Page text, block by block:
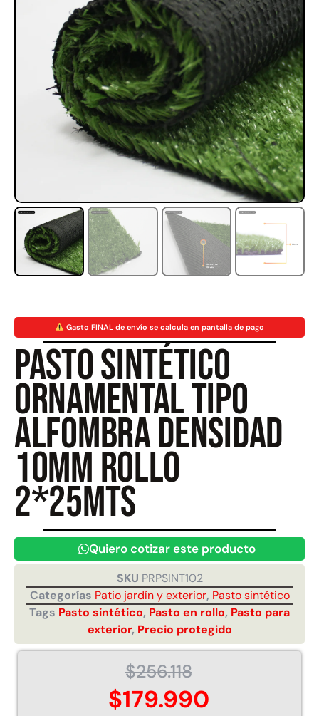
Gasto FINAL de envío se calcula en pantalla de pago
Pasto sintético
ornamental Tipo
alfombra densidad
10mm Rollo
2*25mts
Quiero cotizar este producto
SKU PRPSINT102
Categorías Patio jardín y exterior, Pasto sintético
Tags Pasto sintético, Pasto en rollo, Pasto para
exterior, Precio protegido
$256.118
$179.990
Rampa Móvil Hidráulica
carga 10ton
22.711.412
11.790.000
Agregar al carrito
Juego Modular 35
QplayGround
$ 5.926.486
Leer más
Juego Modular 40
QplayGround
$ 4.859.984
Leer más
50%
Juego Modular 25
QplayGround
9.558.557
$4.790.000
Agregar al carrito
Juego Modular 02
Juego Modular 01